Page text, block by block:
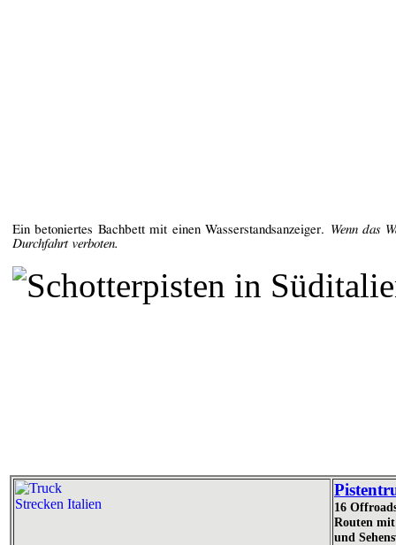
Ein betoniertes Bachbettmit einen Wasserstandsanzeiger. Wenn das
Durchfahrt verboten.
16
Routen
und